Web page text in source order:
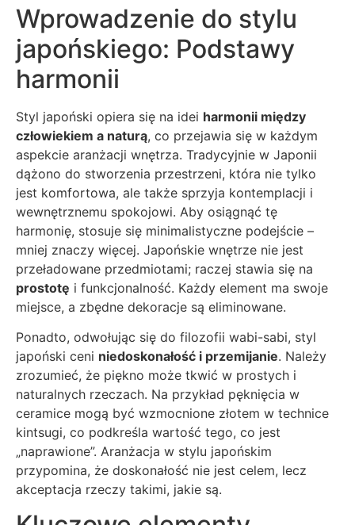
Wprowadzenie do stylu
japońskiego: Podstawy
harmonii
Styl japoński opiera się na idei harmonii między
człowiekiem a naturą, co przejawia się w każdym
aspekcie aranżacji wnętrza. Tradycyjnie w Japonii
dążono do stworzenia przestrzeni, która nie tylko
jest komfortowa, ale także sprzyja kontemplacji i
wewnętrznemu spokojowi. Aby osiągnąć tę
harmonię, stosuje się minimalistyczne podejście –
mniej znaczy więcej. Japońskie wnętrze nie jest
przeładowane przedmiotami; raczej stawia się na
prostotę i funkcjonalność. Każdy element ma swoje
miejsce, a zbędne dekoracje są eliminowane.
Ponadto, odwołując się do filozofii wabi-sabi, styl
japoński ceni niedoskonałość i przemijanie. Należy
zrozumieć, że piękno może tkwić w prostych i
naturalnych rzeczach. Na przykład pęknięcia w
ceramice mogą być wzmocnione złotem w technice
kintsugi, co podkreśla wartość tego, co jest
„naprawione”. Aranżacja w stylu japońskim
przypomina, że doskonałość nie jest celem, lecz
akceptacja rzeczy takimi, jakie są.